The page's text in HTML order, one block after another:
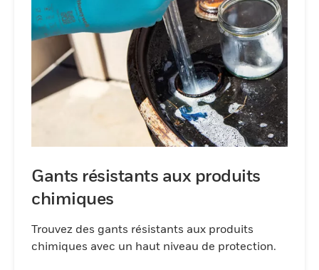
Gants résistants aux produits
chimiques
Trouvez des gants résistants aux produits
chimiques avec un haut niveau de protection.